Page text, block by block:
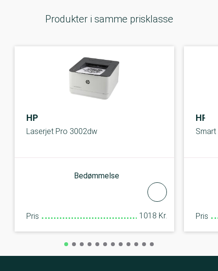
Produkter i samme prisklasse
HP
Laserjet Pro 3002dw
Bedømmelse
Pris 1018 Kr.
HP
Smart
Pris